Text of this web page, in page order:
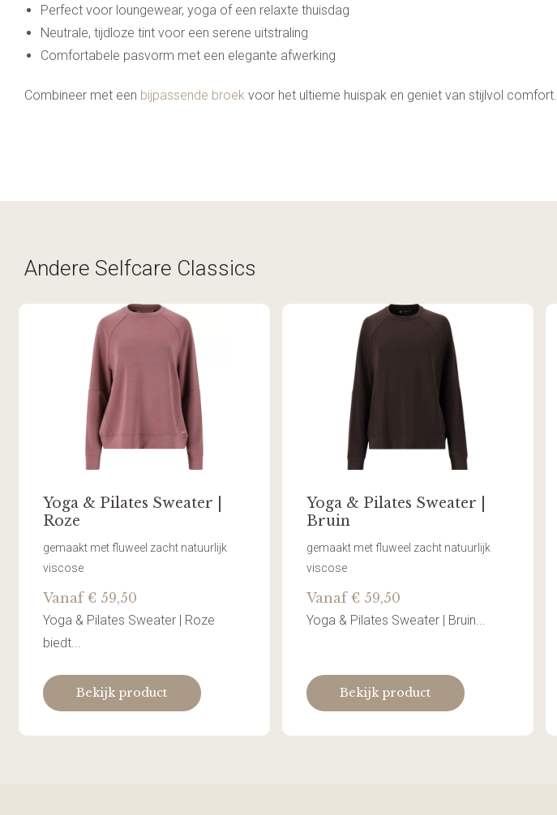
Perfect voor loungewear, yoga of een relaxte thuisdag
Neutrale, tijdloze tint voor een serene uitstraling
Comfortabele pasvorm met een elegante afwerking
Combineer met een bijpassende broek voor het ultieme huispak en geniet van stijlvol comfort.
Andere Selfcare Classics
Yoga & Pilates Sweater |
Roze
gemaakt met fluweel zacht natuurlijk
viscose
Vanaf € 59,50
Yoga & Pilates Sweater | Roze
biedt...
Bekijk product
Yoga & Pilates Sweater |
Bruin
gemaakt met fluweel zacht natuurlijk
viscose
Vanaf € 59,50
Yoga & Pilates Sweater | Bruin...
Bekijk product